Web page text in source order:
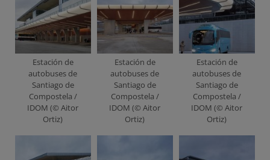
Estación de
autobuses de
Santiago de
Compostela /
IDOM (© Aitor
Ortiz)
Estación de
autobuses de
Santiago de
Compostela /
IDOM (© Aitor
Ortiz)
Estación de
autobuses de
Santiago de
Compostela /
IDOM (© Aitor
Ortiz)